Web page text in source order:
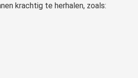
krachtig te herhalen, zoals: